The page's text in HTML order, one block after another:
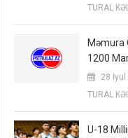
TURAL
Məmura
1200
28 İyul
TURAL
U-18